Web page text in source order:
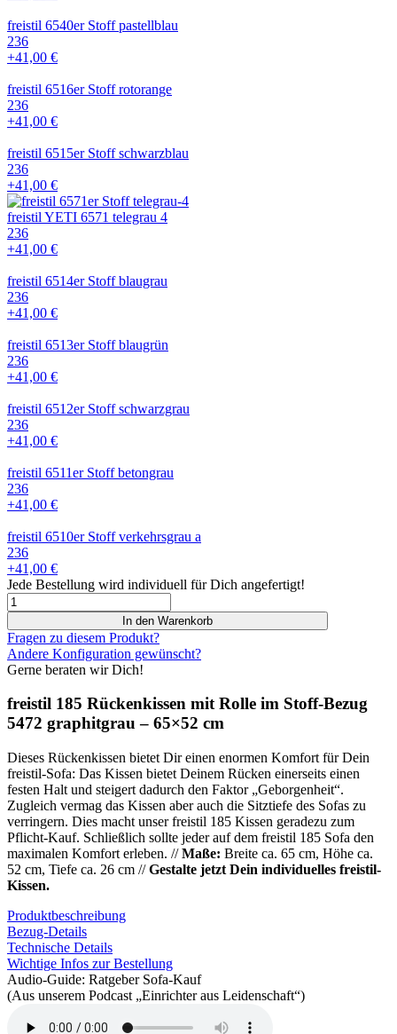
freistil 6540er Stoff pastellblau
236
+41,00 €
freistil 6516er Stoff rotorange
236
+41,00 €
freistil 6515er Stoff schwarzblau
236
+41,00 €
freistil YETI 6571 telegrau 4
236
+41,00 €
freistil 6514er Stoff blaugrau
236
+41,00 €
freistil 6513er Stoff blaugrün
236
+41,00 €
freistil 6512er Stoff schwarzgrau
236
+41,00 €
freistil 6511er Stoff betongrau
236
+41,00 €
freistil 6510er Stoff verkehrsgrau a
236
+41,00 €
Jede Bestellung wird individuell für Dich angefertigt!
freistil
185
Rückenkissen
mit
Rolle
im
Stoff-
Bezug
5472
-
65x52
cm
Menge
In den Warenkorb
Fragen zu diesem Produkt?
Andere Konfiguration gewünscht?
Gerne beraten wir Dich!
freistil 185 Rückenkissen mit Rolle im Stoff-Bezug
5472 graphitgrau – 65×52 cm
Dieses Rückenkissen bietet Dir einen enormen Komfort für Dein
freistil-Sofa: Das Kissen bietet Deinem Rücken einerseits einen
festen Halt und steigert dadurch den Faktor „Geborgenheit“.
Zugleich vermag das Kissen aber auch die Sitztiefe des Sofas zu
verringern. Dies macht unser freistil 185 Kissen geradezu zum
Pflicht-Kauf. Schließlich sollte jeder auf dem freistil 185 Sofa den
maximalen Komfort erleben. //Maße: Breite ca. 65 cm, Höhe ca.
52 cm, Tiefe ca. 26 cm //Gestalte jetzt Dein individuelles freistil-
Kissen.
Produktbeschreibung
Bezug-Details
Technische Details
Wichtige Infos zur Bestellung
Audio-Guide: Ratgeber Sofa-Kauf
(Aus unserem Podcast „Einrichter aus Leidenschaft“)